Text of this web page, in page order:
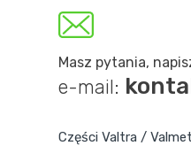
Masz pytania,
e-mail:
Części Valtra / Valmet